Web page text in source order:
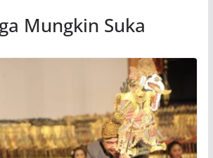
Mungkin Suka